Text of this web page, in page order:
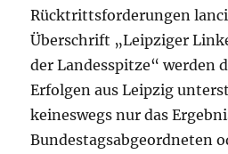
Rücktrittsforderungen
Überschrift „Leipziger
der Landesspitze“ werden
Erfolgen aus Leipzig
keineswegs nur das
Bundestagsabgeordneten